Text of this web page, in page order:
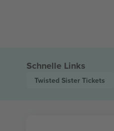
Schnelle Links
Twisted Sister Tickets